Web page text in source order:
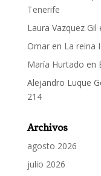
Tenerife
Laura Vazquez Gil
Omaren La reina
María Hurtado en
Alejandro Luque
214
Archivos
agosto 2026
julio 2026